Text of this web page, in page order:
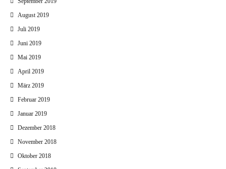
August 2019
Juli 2019
Juni 2019
Mai 2019
April 2019
März 2019
Februar 2019
Januar 2019
Dezember 2018
November 2018
Oktober 2018